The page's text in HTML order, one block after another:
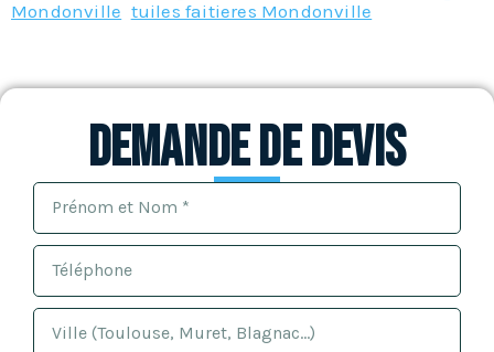
Mondonville tuiles faitieres Mondonville
Demande de devis